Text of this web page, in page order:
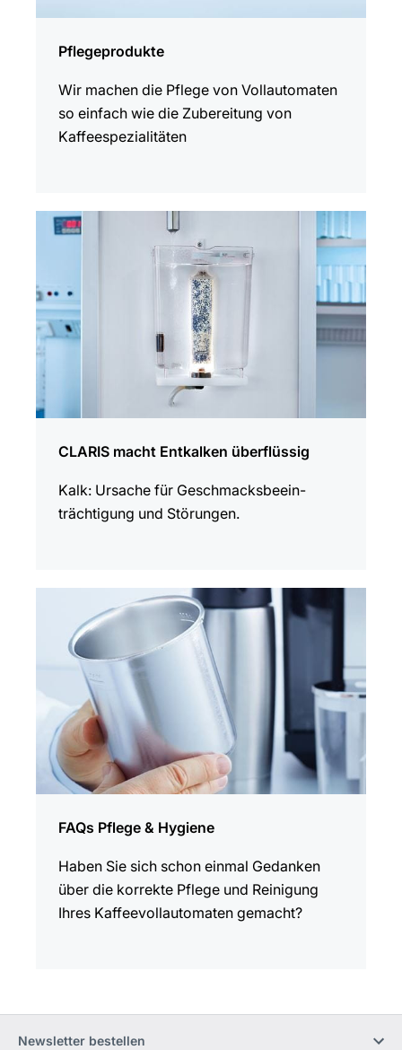
Pflegeprodukte
Wir machen die Pflege von Vollautomaten
so einfach wie die Zubereitung von
Kaffeespezialitäten
CLARIS macht Entkalken überflüssig
Kalk: Ursache für Geschmacks­be­ein­
trächtigung und Störungen.
FAQs Pflege & Hygiene
Haben Sie sich schon einmal Gedanken
über die korrekte Pflege und Reinigung
Ihres Kaffee­voll­auto­maten gemacht?
Newsletter bestellen